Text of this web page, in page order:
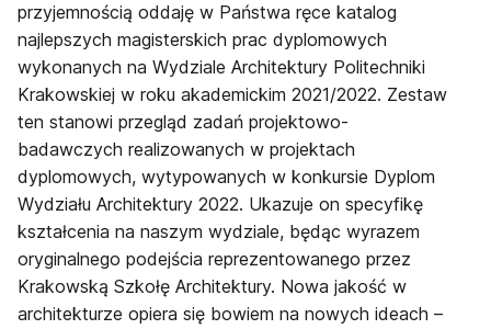
przyjemnością oddaję w Państwa ręce katalog
najlepszych magisterskich prac dyplomowych
wykonanych na Wydziale Architektury Politechniki
Krakowskiej w roku akademickim 2021/2022. Zestaw
ten stanowi przegląd zadań projektowo-
badawczych realizowanych w projektach
dyplomowych, wytypowanych w konkursie Dyplom
Wydziału Architektury 2022. Ukazuje on specyfikę
kształcenia na naszym wydziale, będąc wyrazem
oryginalnego podejścia reprezentowanego przez
Krakowską Szkołę Architektury. Nowa jakość w
architekturze opiera się bowiem na nowych ideach –